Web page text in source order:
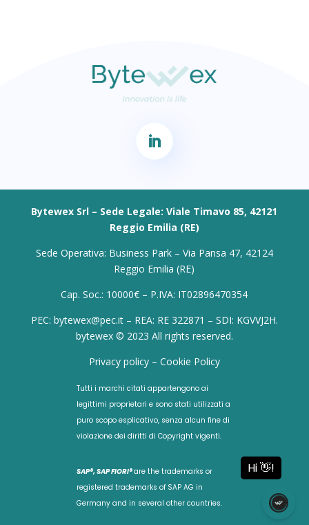
Bytewex Srl – Sede Legale: Viale Timavo 85, 42121
Reggio Emilia (RE)
Sede Operativa: Business Park – Via Pansa 47, 42124
Reggio Emilia (RE)
Cap. Soc.: 10000€ – P.IVA: IT02896470354
PEC: bytewex@pec.it – REA: RE 322871 – SDI: KGVVJ2H.
bytewex © 2023 All rights reserved.
Privacy policy– Cookie Policy
Tutti i marchi citati appartengono ai
legittimi proprietari e sono stati utilizzati a
puro scopo esplicativo, senza alcun fine di
violazione dei diritti di Copyright vigenti.
SAP®, SAP FIORI®are the trademarks or
registered trademarks of SAP AG in
Germany and in several other countries.